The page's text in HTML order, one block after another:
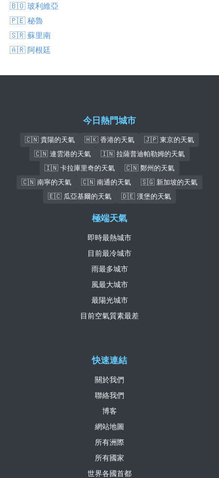
🇧🇴 玻利維亞
🇵🇪 秘魯
🇸🇷 蘇里南
🇦🇷 阿根廷
今日熱門城市
🇨🇳 貴陽的天氣 🇭🇰 香港的天氣
🇯🇵 東京的天氣
🇨🇳 連雲港的天氣
🇮🇳 拉薩普迪帕勒姆的天氣
🇮🇳 卡拉庫里奇的天氣
🇨🇳 鄭州的天氣
🇨🇳 南寧的天氣
🇨🇳 南通的天氣
🇸🇬 新加坡的天氣
🇪🇨 瓜亞基爾的天氣
🇩🇪 漢堡的天氣
快速連結
關於我們
聯絡我們
博客
網站地圖
所有洲際
所有國家
世界各國首都
極端天氣
即時最熱城市
目前最冷城市
雨最多城市
風最大城市
最陽光城市
目前空氣質素最差